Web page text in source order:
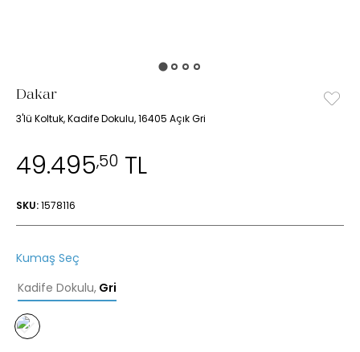
Dakar
3'lü Koltuk, Kadife Dokulu, 16405 Açık Gri
49.495,50 TL
SKU:1578116
Kumaş Seç
Kadife Dokulu, Gri